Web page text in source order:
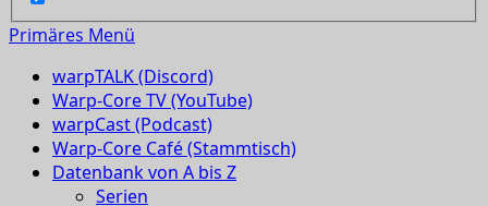
Primäres Menü
warpTALK (Discord)
Warp-Core TV (YouTube)
warpCast (Podcast)
Warp-Core Café (Stammtisch)
Datenbank von A bis Z
Serien